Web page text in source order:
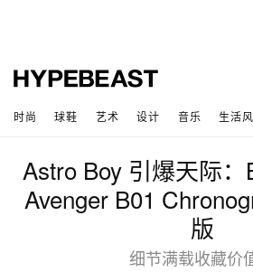
时尚 球鞋 艺术 设计 音乐 生活
Astro Boy 引爆天际
Avenger B01
版
细节满载收藏价